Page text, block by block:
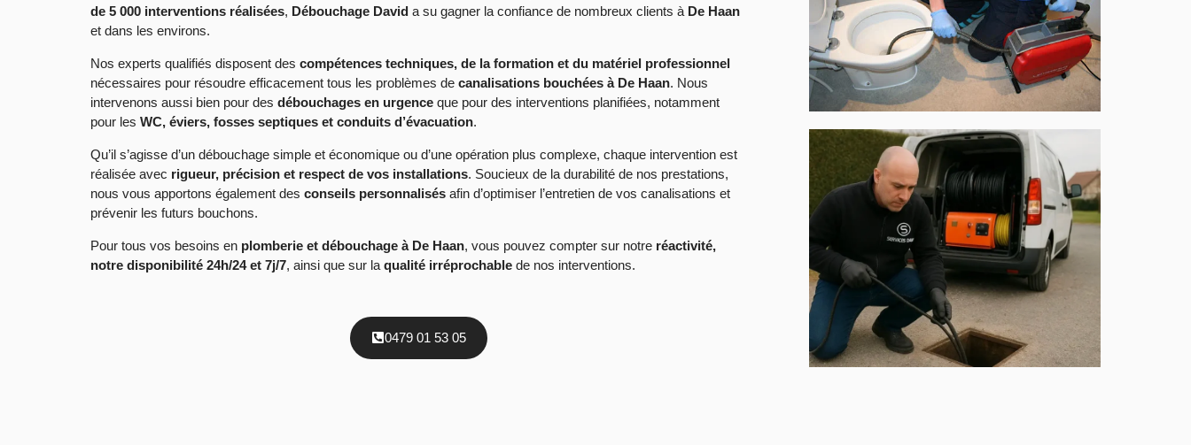
de 5 000 interventions réalisées, Débouchage David a su gagner la confiance de nombreux clients à De Haan
et dans les environs.
Nos experts qualifiés disposent des compétences techniques, de la formation et du matériel professionnel
nécessaires pour résoudre efficacement tous les problèmes de canalisations bouchées à De Haan. Nous
intervenons aussi bien pour des débouchages en urgence que pour des interventions planifiées, notamment
pour les WC, éviers, fosses septiques et conduits d’évacuation.
Qu’il s’agisse d’un débouchage simple et économique ou d’une opération plus complexe, chaque intervention est
réalisée avec rigueur, précision et respect de vos installations. Soucieux de la durabilité de nos prestations,
nous vous apportons également des conseils personnalisés afin d’optimiser l’entretien de vos canalisations et
prévenir les futurs bouchons.
Pour tous vos besoins en plomberie et débouchage à De Haan, vous pouvez compter sur notre réactivité,
notre disponibilité 24h/24 et 7j/7, ainsi que sur la qualité irréprochable de nos interventions.
0479 01 53 05